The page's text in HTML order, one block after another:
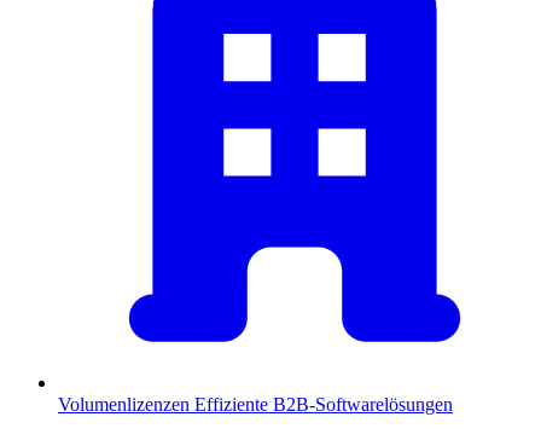
Volumenlizenzen Effiziente B2B-Softwarelösungen